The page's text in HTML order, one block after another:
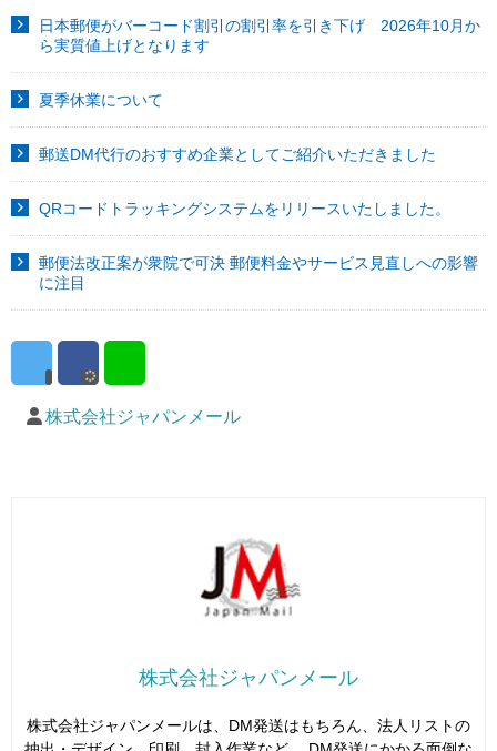
日本郵便がバーコード割引の割引率を引き下げ 2026年10月か
ら実質値上げとなります
夏季休業について
郵送DM代行のおすすめ企業としてご紹介いただきました
QRコードトラッキングシステムをリリースいたしました。
郵便法改正案が衆院で可決 郵便料金やサービス見直しへの影響
に注目
株式会社ジャパンメール
株式会社ジャパンメール
株式会社ジャパンメールは、DM発送はもちろん、法人リストの